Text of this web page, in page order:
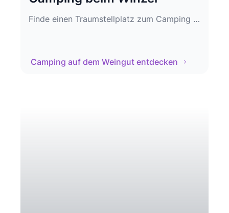
Finde einen Traumstellplatz zum Camping auf dem Weingut
Camping auf dem Weingut entdecken